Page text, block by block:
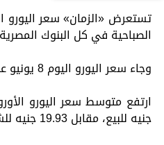
الصباحية في كل البنوك
وجاء سعر اليورو اليوم 8 يونيو على النحو التالي:
جنيه للبيع، مقابل 19.93 جنيه للشراء، و20.02 جنيه للبيع، أمس.